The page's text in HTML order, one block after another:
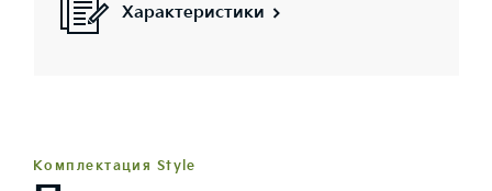
Характеристики
Комплектация Style